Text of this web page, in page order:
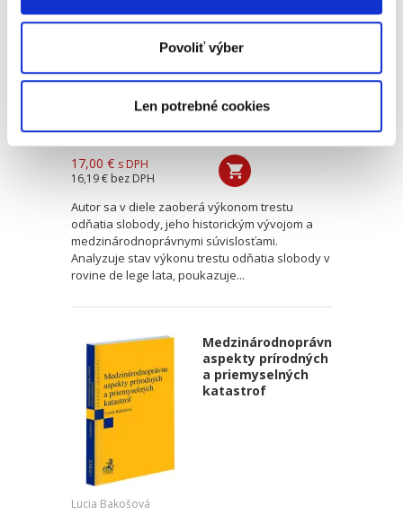
Povoliť výber
Len potrebné cookies
Lukáš Michaľov
17,00 € s DPH
16,19 € bez DPH
Autor sa v diele zaoberá výkonom trestu
odňatia slobody, jeho historickým vývojom a
medzinárodnoprávnymi súvislosťami.
Analyzuje stav výkonu trestu odňatia slobody v
rovine de lege lata, poukazuje...
Medzinárodnoprávne
aspekty prírodných
a priemyselných
katastrof
Lucia Bakošová